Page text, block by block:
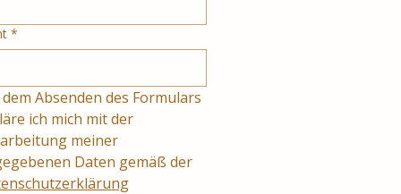
*
Absenden des Formulars
ich mich mit der
meiner